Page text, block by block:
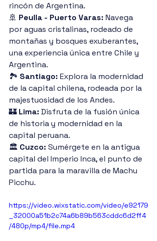
rincón de Argentina.
🚢 Peulla - Puerto Varas: Navega
por aguas cristalinas, rodeado de
montañas y bosques exuberantes,
una experiencia única entre Chile y
Argentina.
🏞️ Santiago: Explora la modernidad
de la capital chilena, rodeada por la
majestuosidad de los Andes.
🏰 Lima: Disfruta de la fusión única
de historia y modernidad en la
capital peruana.
🏛️ Cuzco: Sumérgete en la antigua
capital del Imperio Inca, el punto de
partida para la maravilla de Machu
Picchu.
https://video.wixstatic.com/video/e92179
_32000a51b2c74a6b89b563cddc6d2ff4
/480p/mp4/file.mp4